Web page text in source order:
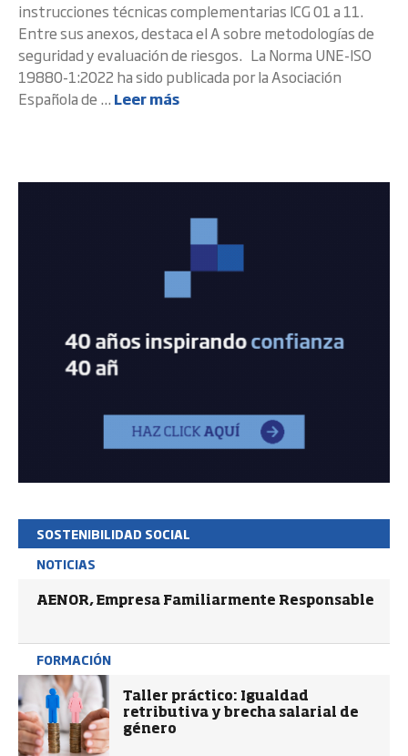
instrucciones técnicas complementarias ICG 01 a 11.
Entre sus anexos, destaca el A sobre metodologías de
seguridad y evaluación de riesgos. La Norma UNE-ISO
19880-1:2022 ha sido publicada por la Asociación
Española de ... Leer más
SOSTENIBILIDAD SOCIAL
NOTICIAS
AENOR, Empresa Familiarmente Responsable
FORMACIÓN
Taller práctico: Igualdad
retributiva y brecha salarial de
género